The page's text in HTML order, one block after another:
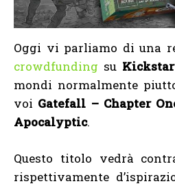
Oggi vi parliamo di una
crowdfunding su
mondi normalmente
voi Gatefall – Chapter
Apocalyptic.
Questo titolo vedrà
rispettivamente